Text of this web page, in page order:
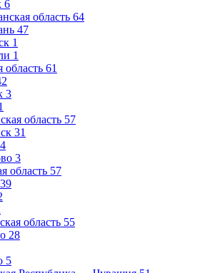
6
область 64
47
1
1
область 61
3
область 57
31
4
3
область 57
39
область 55
28
5